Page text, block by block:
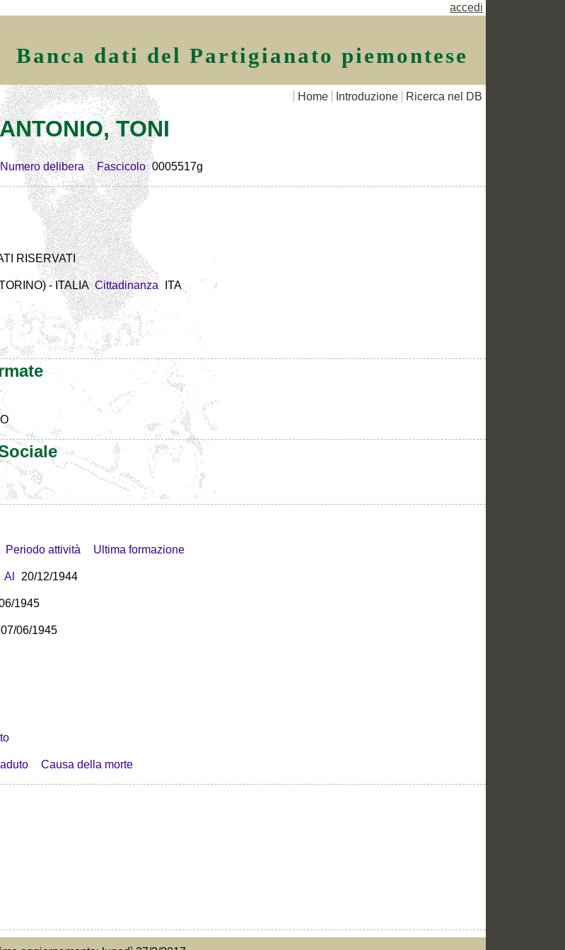
accedi
Banca dati del Partigianato piemontese
Home Introduzione Ricerca nel DB
TONI
Numero delibera Fascicolo 0005517g
RISERVATI
- ITALIA Cittadinanza ITA
Periodo attività Ultima formazione
Al 20/12/1944
1945
07/06/1945
Causa della morte